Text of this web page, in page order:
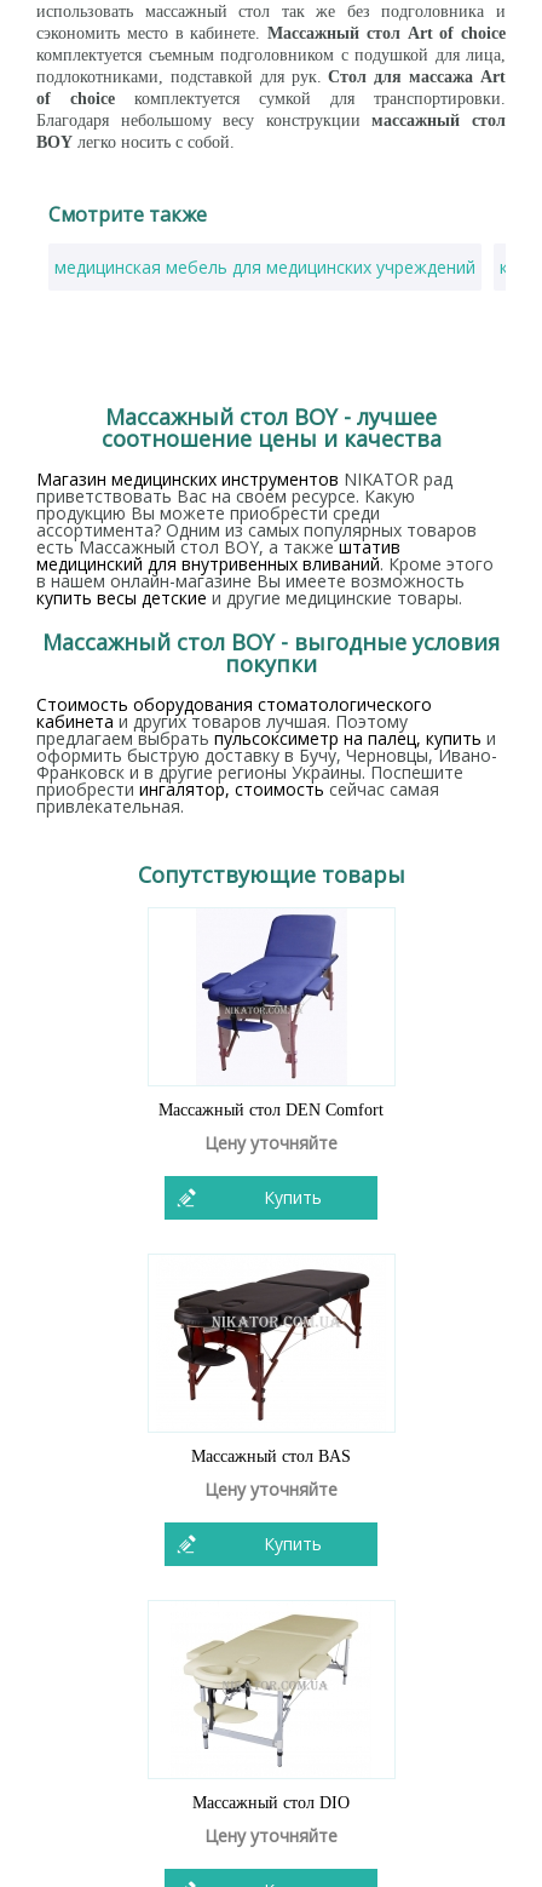
использовать массажный стол так же без подголовника и
сэкономить место в кабинете. Массажный стол Art of choice
комплектуется съемным подголовником с подушкой для лица,
подлокотниками, подставкой для рук.Стол для массажа Art
of choice комплектуется сумкой для транспортировки.
Благодаря небольшому весу конструкциимассажный стол
BOY легко носить с собой.
Смотрите также
медицинская мебель для медицинских учреждений
Массажный стол BOY - лучшее
соотношение цены и качества
Магазин медицинских инструментов NIKATOR рад
приветствовать Вас на своем ресурсе. Какую
продукцию Вы можете приобрести среди
ассортимента? Одним из самых популярных товаров
есть Массажный стол BOY, а такжештатив
медицинский для внутривенных вливаний. Кроме этого
в нашем онлайн-магазине Вы имеете возможность
купить весы детские и другие медицинские товары.
Массажный стол BOY - выгодные условия
покупки
Стоимость оборудования стоматологического
кабинета и других товаров лучшая. Поэтому
предлагаем выбрать пульсоксиметр на палец, купить и
оформить быструю доставку в Бучу, Черновцы, Ивано-
Франковск и в другие регионы Украины. Поспешите
приобрести ингалятор, стоимость сейчас самая
привлекательная.
Сопутствующие товары
Массажный стол DEN Comfort
Цену уточняйте
Купить
Массажный стол BAS
Цену уточняйте
Купить
Массажный стол DIO
Цену уточняйте